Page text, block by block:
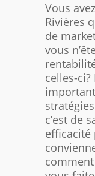
Vous
Rivières
de
vous
celles-
c’est de
efficacité